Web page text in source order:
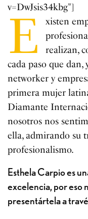
v=DwJsis34kbg"]
E
xisten
realizan,
cada paso que dan,
networker y
primera mujer
Diamante
nosotros nos
ella, admirando su
profesionalismo.
Esthela Carpio es
excelencia, por eso
presentártela a